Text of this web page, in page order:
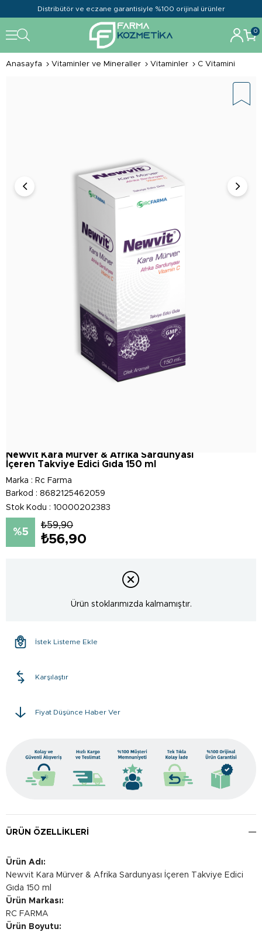
Distribütör ve eczane garantisiyle %100 orijinal ürünler
0
Anasayfa Vitaminler ve Mineraller Vitaminler C Vitamini
Newvit Kara Mürver & Afrika Sardunyası
İçeren Takviye Edici Gıda 150 ml
Marka : Rc Farma
Barkod : 8682125462059
Stok Kodu
10000202383
5
₺59,90
₺56,90
Ürün stoklarımızda kalmamıştır.
İstek Listeme Ekle
Karşılaştır
Fiyat Düşünce Haber Ver
ÜRÜN ÖZELLIKLERI
Ürün Adı:
Newvit Kara Mürver & Afrika Sardunyası İçeren Takviye Edici
Gıda 150 ml
Ürün Markası:
RC FARMA
Ürün Boyutu: